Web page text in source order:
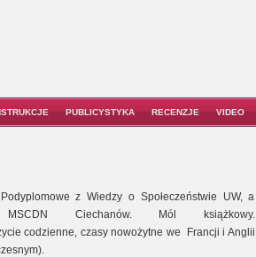
PUBLICYSTYKA RECENZJE VIDEO
z Wiedzy o Społeczeństwie UW, a
Ciechanów. Mól książkowy.
codzienne, czasy nowożytne we Francji i Anglii